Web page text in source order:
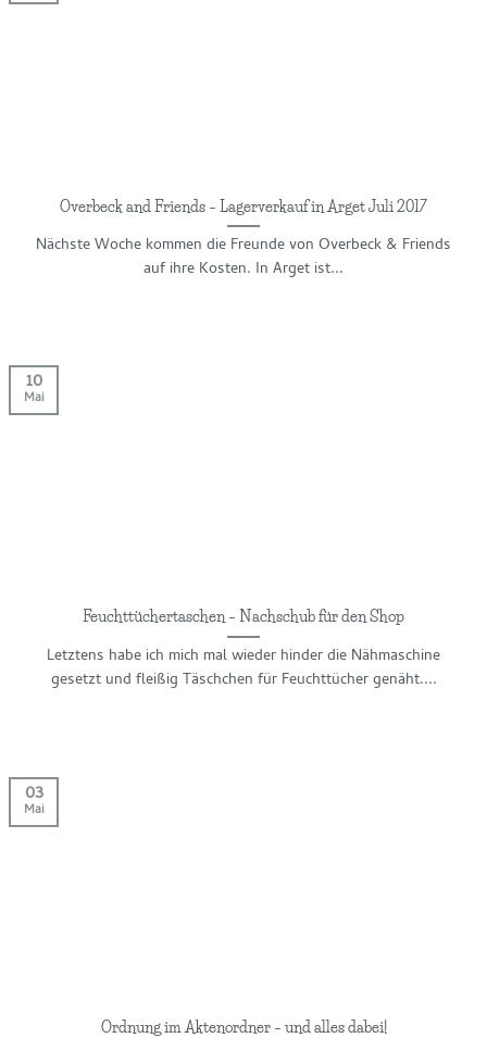
Overbeck and Friends – Lagerverkauf in Arget Juli 2017
Nächste Woche kommen die Freunde von Overbeck & Friends
auf ihre Kosten. In Arget ist...
Feuchttüchertaschen – Nachschub für den Shop
Letztens habe ich mich mal wieder hinder die Nähmaschine
gesetzt und fleißig Täschchen für Feuchttücher genäht....
10
Mai
Ordnung im Aktenordner – und alles dabei!
03
Mai